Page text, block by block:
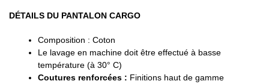
DÉTAILS DU PANTALON CARGO
Composition : Coton
Le lavage en machine doit être effectué à basse
température (à 30° C)
Coutures renforcées : Finitions haut de gamme